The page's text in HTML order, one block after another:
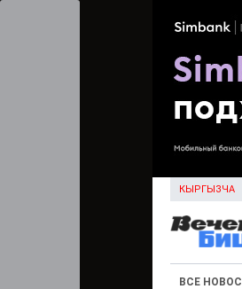
КЫРГЫЗЧА
ВСЕ